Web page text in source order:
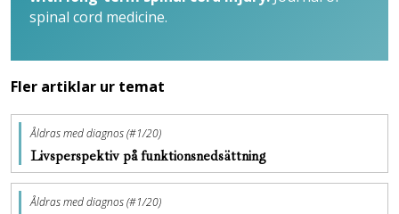
spinal cord medicine.
Fler artiklar ur temat
Åldras med diagnos (#1/20)
Livsperspektiv på funktionsnedsättning
Åldras med diagnos (#1/20)